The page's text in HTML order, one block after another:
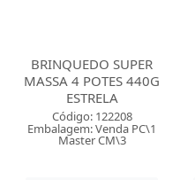
BRINQUEDO SUPER
MASSA 4 POTES 440G
ESTRELA
Código: 122208
Embalagem: Venda PC\1
Master CM\3